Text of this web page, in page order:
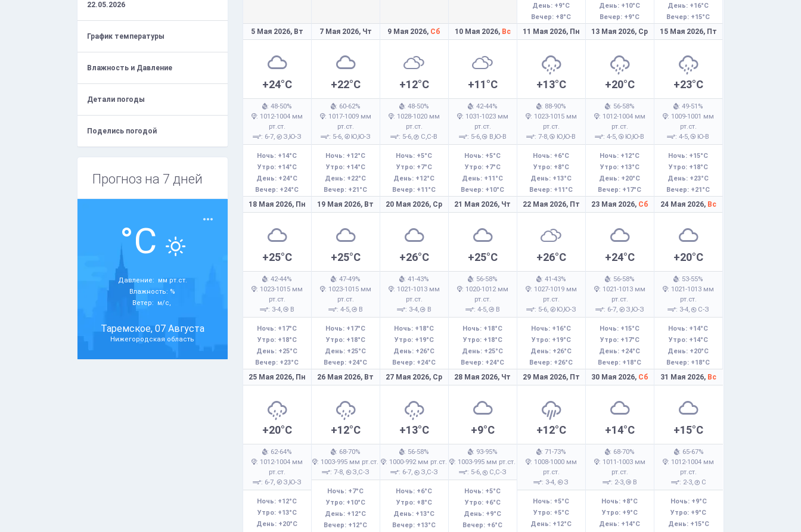
22.05.2026
График температуры
Влажность и Давление
Детали погоды
Поделись погодой
Прогноз на 7 дней
°C
Давление: мм рт.ст.
Влажность: %
Ветер: м/с,
Таремское, 07 Августа
Нижегородская область
День: +9°C
Вечер: +8°C
День: +10°C
Вечер: +9°C
День: +16°C
Вечер: +15°C
5 Мая 2026, Вт
+24°C
: 48-50%
: 1012-1004 мм
рт.ст.
: 6-7,
З,Ю-З
Ночь: +14°C
Утро: +14°C
День: +24°C
Вечер: +24°C
7 Мая 2026, Чт
+22°C
: 60-62%
: 1017-1009 мм
рт.ст.
: 5-6,
Ю,Ю-З
Ночь: +12°C
Утро: +14°C
День: +22°C
Вечер: +21°C
9 Мая 2026, Сб
+12°C
: 48-50%
: 1028-1020 мм
рт.ст.
: 5-6,
С,С-В
Ночь: +5°C
Утро: +7°C
День: +12°C
Вечер: +11°C
10 Мая 2026, Вс
+11°C
: 42-44%
: 1031-1023 мм
рт.ст.
: 5-6, В,Ю-В
Ночь: +5°C
Утро: +7°C
День: +11°C
Вечер: +10°C
11 Мая 2026, Пн
+13°C
: 88-90%
: 1023-1015 мм
рт.ст.
: 7-8,
Ю,Ю-В
Ночь: +6°C
Утро: +8°C
День: +13°C
Вечер: +11°C
13 Мая 2026, Ср
+20°C
: 56-58%
: 1012-1004 мм
рт.ст.
: 4-5, Ю,Ю-В
Ночь: +12°C
Утро: +13°C
День: +20°C
Вечер: +17°C
15 Мая 2026, Пт
+23°C
: 49-51%
: 1009-1001 мм
рт.ст.
: 4-5,
Ю-В
Ночь: +15°C
Утро: +18°C
День: +23°C
Вечер: +21°C
18 Мая 2026, Пн
+25°C
: 42-44%
: 1023-1015 мм
рт.ст.
: 3-4, В
Ночь: +17°C
Утро: +18°C
День: +25°C
Вечер: +23°C
19 Мая 2026, Вт
+25°C
: 47-49%
: 1023-1015 мм
рт.ст.
: 4-5, В
Ночь: +17°C
Утро: +18°C
День: +25°C
Вечер: +24°C
20 Мая 2026, Ср
+26°C
: 41-43%
: 1021-1013 мм
рт.ст.
: 3-4, В
Ночь: +18°C
Утро: +19°C
День: +26°C
Вечер: +24°C
21 Мая 2026, Чт
+25°C
: 56-58%
: 1020-1012 мм
рт.ст.
: 4-5, В
Ночь: +18°C
Утро: +18°C
День: +25°C
Вечер: +24°C
22 Мая 2026, Пт
+26°C
: 41-43%
: 1027-1019 мм
рт.ст.
: 5-6,
Ю,Ю-З
Ночь: +16°C
Утро: +19°C
День: +26°C
Вечер: +26°C
23 Мая 2026, Сб
+24°C
: 56-58%
: 1021-1013 мм
рт.ст.
: 6-7,
З,Ю-З
Ночь: +15°C
Утро: +17°C
День: +24°C
Вечер: +18°C
24 Мая 2026, Вс
+20°C
: 53-55%
: 1021-1013 мм
рт.ст.
: 3-4,
С-З
Ночь: +14°C
Утро: +14°C
День: +20°C
Вечер: +18°C
25 Мая 2026, Пн
+20°C
: 62-64%
: 1012-1004 мм
рт.ст.
: 6-7,
З,Ю-З
Ночь: +12°C
Утро: +13°C
День: +20°C
26 Мая 2026, Вт
+12°C
: 68-70%
: 1003-995 мм рт.ст.
: 7-8,
З,С-З
Ночь: +7°C
Утро: +10°C
День: +12°C
Вечер: +12°C
27 Мая 2026, Ср
+13°C
: 56-58%
: 1000-992 мм рт.ст.
: 6-7,
З,С-З
Ночь: +6°C
Утро: +8°C
День: +13°C
Вечер: +13°C
28 Мая 2026, Чт
+9°C
: 93-95%
: 1003-995 мм рт.ст.
: 5-6, С,С-З
Ночь: +5°C
Утро: +6°C
День: +9°C
Вечер: +6°C
29 Мая 2026, Пт
+12°C
: 71-73%
: 1008-1000 мм
рт.ст.
: 3-4,
З
Ночь: +5°C
Утро: +5°C
День: +12°C
30 Мая 2026, Сб
+14°C
: 68-70%
: 1011-1003 мм
рт.ст.
: 2-3, В
Ночь: +8°C
Утро: +9°C
День: +14°C
31 Мая 2026, Вс
+15°C
: 65-67%
: 1012-1004 мм
рт.ст.
: 2-3, С
Ночь: +9°C
Утро: +9°C
День: +15°C